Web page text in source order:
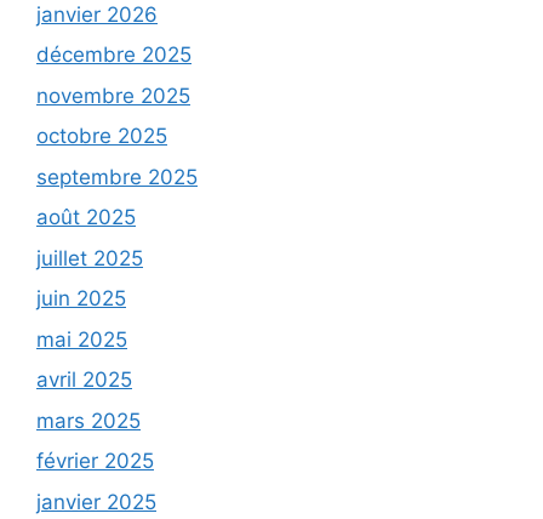
janvier 2026
décembre 2025
novembre 2025
octobre 2025
septembre 2025
août 2025
juillet 2025
juin 2025
mai 2025
avril 2025
mars 2025
février 2025
janvier 2025